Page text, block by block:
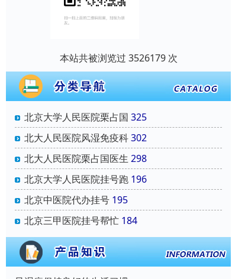
本站共被浏览过 3526179 次
北京大学人民医院栗占国 325
北大人民医院风湿免疫科302
北大人民医院栗占国医生 298
北京大学人民医院挂号跑 196
北京中医院代办挂号 195
北京三甲医院挂号帮忙 184